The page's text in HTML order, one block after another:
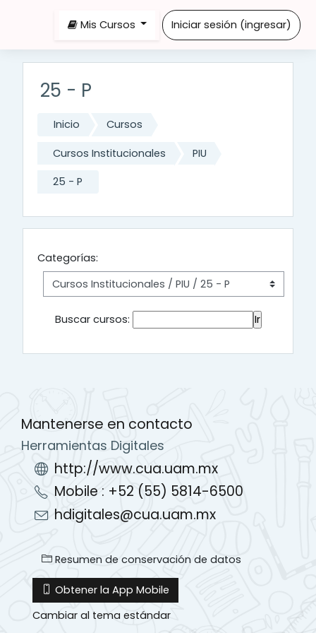
Mis Cursos Iniciar sesión (ingresar)
25 - P
Inicio Cursos
Cursos Institucionales PIU
25 - P
Categorías:
Buscar cursos:
Mantenerse en contacto
Herramientas Digitales
http://www.cua.uam.mx
Mobile : +52 (55) 5814-6500
hdigitales@cua.uam.mx
Resumen de conservación de datos
Obtener la App Mobile
Cambiar al tema estándar